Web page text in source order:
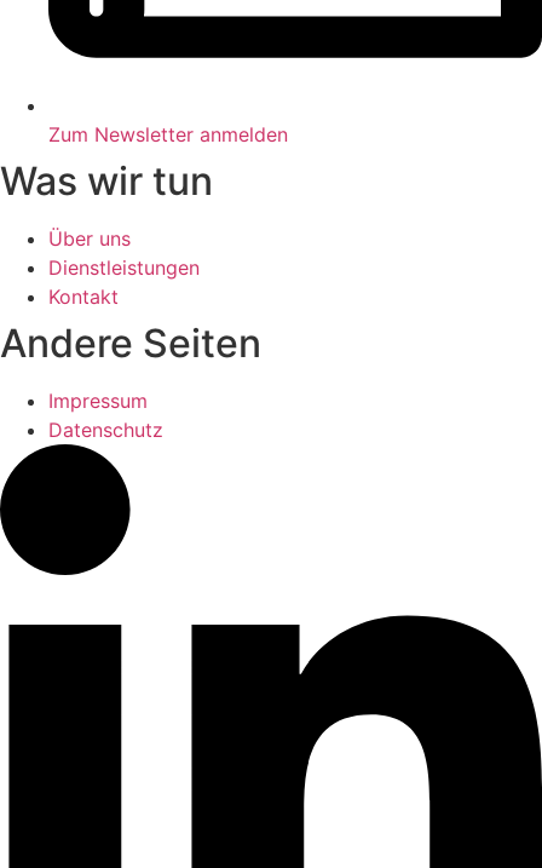
Zum Newsletter anmelden
Was wir tun
Über uns
Dienstleistungen
Kontakt
Andere Seiten
Impressum
Datenschutz